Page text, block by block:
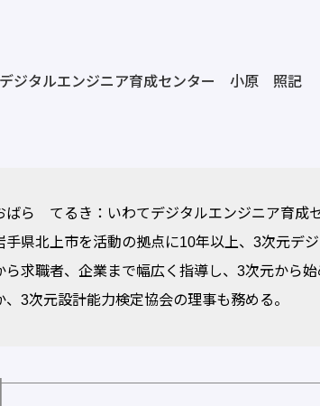
デジタルエンジニア育成センター 小原 照記
ばら てるき：いわてデジタルエンジニア育成
手県北上市を活動の拠点に10年以上、3次元デ
ら求職者、企業まで幅広く指導し、3次元から
、3次元設計能力検定協会の理事も務める。